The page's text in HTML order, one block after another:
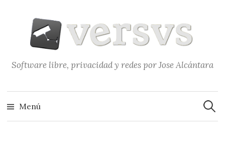
contenido
Software libre, privacidad y redes por Jose Alcántara
Menú